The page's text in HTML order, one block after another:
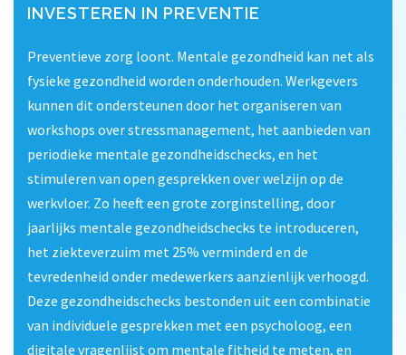
INVESTEREN IN PREVENTIE
Preventieve zorg loont. Mentale gezondheid kan net als
fysieke gezondheid worden onderhouden. Werkgevers
kunnen dit ondersteunen door het organiseren van
workshops over stressmanagement, het aanbieden van
periodieke mentale gezondheidschecks, en het
stimuleren van open gesprekken over welzijn op de
werkvloer. Zo heeft een grote zorginstelling, door
jaarlijks mentale gezondheidschecks te introduceren,
het ziekteverzuim met 25% verminderd en de
tevredenheid onder medewerkers aanzienlijk verhoogd.
Deze gezondheidschecks bestonden uit een combinatie
van individuele gesprekken met een psycholoog, een
digitale vragenlijst om mentale fitheid te meten, en